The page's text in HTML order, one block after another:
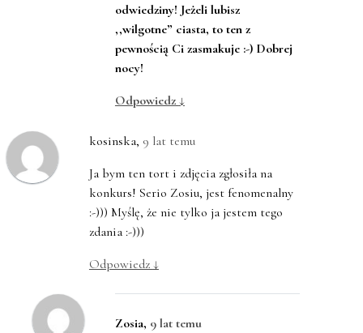
odwiedziny! Jeżeli lubisz
,,wilgotne” ciasta, to ten z
pewnością Ci zasmakuje :-) Dobrej
nocy!
Odpowiedz ↓
kosinska, 9 lat temu
Ja bym ten tort i zdjęcia zgłosiła na
konkurs! Serio Zosiu, jest fenomenalny
:-))) Myślę, że nie tylko ja jestem tego
zdania :-)))
Odpowiedz ↓
Zosia, 9 lat temu